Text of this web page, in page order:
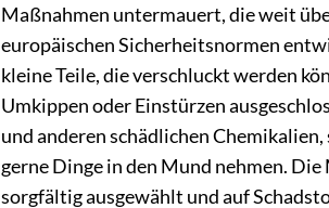
Maßnahmen untermauert, die weit
europäischen Sicherheitsnormen
kleine Teile, die verschluckt werden
Umkippen oder Einstürzen
und anderen schädlichen
gerne Dinge in den Mund nehmen.
sorgfältig ausgewählt und auf